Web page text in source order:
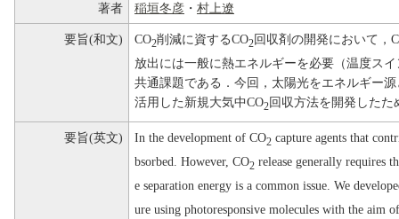
著者 稲垣冬彦 ・ 村上遼
要旨(和文) CO2削減に資するCO2回収剤の開発において，
放出には一般に熱エネルギーを必要（温度ス
共通課題である．今回，太陽光をエネルギー
活用した新規大気中CO2回収方法を開発した
要旨(英文) In the development of CO2 capture agents that
bsorbed. However, CO2 release generally requires
e separation energy is a common issue. We
ure using photoresponsive molecules with the aim